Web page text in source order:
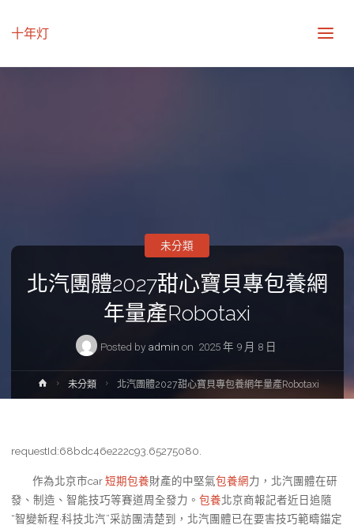
十年灯
北汽團體2027甜心寶貝專包養網
年量產Robotaxi
Posted by admin on 2025 年 9 月 8 日
未分類
Home未分類 北汽團體2027甜心寶貝專包養網年量產Robotaxi
requestId:68bdc46e222c93.65275080.
作為北京市car短期包養財產的中堅氣包養網力，北汽團體在研
發、制造、智能技巧等賽道周全發力。 包養北京商報記者近日追隨
“智變新程·科技北汽”采訪團清楚到，北汽團體已在要害技巧範疇錨定